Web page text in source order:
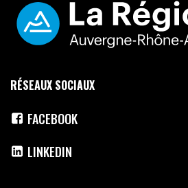
RÉSEAUX SOCIAUX
FACEBOOK
LINKEDIN